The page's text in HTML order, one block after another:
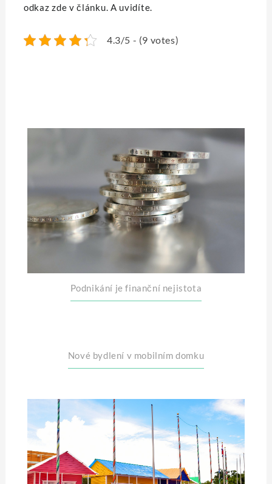
odkaz zde v článku. A uvidíte.
4.3/5 - (9 votes)
Podnikání je finanční nejistota
Nové bydlení v mobilním domku